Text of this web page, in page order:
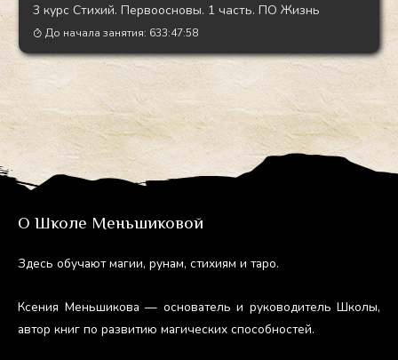
3 курс Стихий. Первоосновы. 1 часть. ПО Жизнь
До начала занятия: 633:47:57
О Школе Меньшиковой
Здесь обу­ча­ют ма­гии, ру­нам, сти­хи­ям и та­ро.
Ксе­ния Мень­ши­кова — ос­но­ватель и ру­ково­дитель Шко­лы,
ав­тор книг по раз­ви­тию ма­гичес­ких спо­соб­ностей.